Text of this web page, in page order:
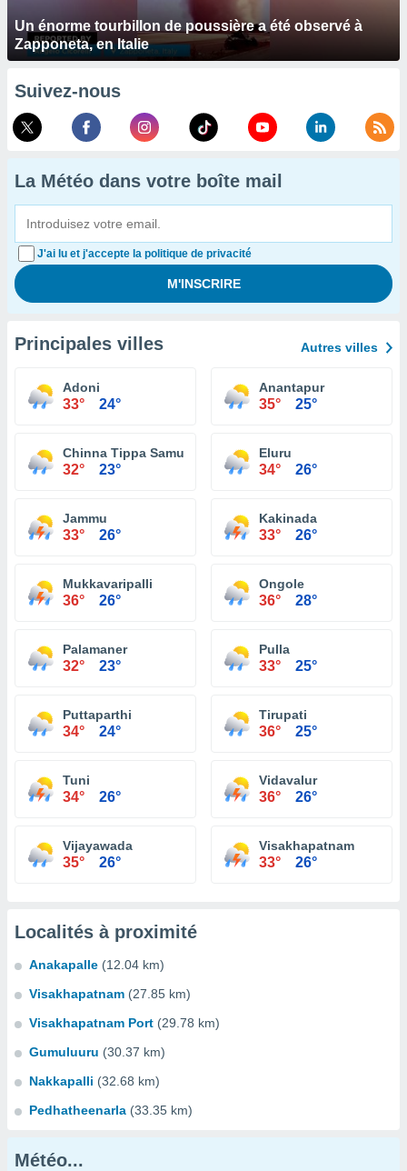
Un énorme tourbillon de poussière a été observé à
Zapponeta, en Italie
Suivez-nous
La Météo dans votre boîte mail
J'ai lu et j'accepte la politique de privacité
Principales villes Autres villes
Adoni
33° 24°
Anantapur
35° 25°
Chinna Tippa Samudram
32° 23°
Eluru
34° 26°
Jammu
33° 26°
Kakinada
33° 26°
Mukkavaripalli
36° 26°
Ongole
36° 28°
Palamaner
32° 23°
Pulla
33° 25°
Puttaparthi
34° 24°
Tirupati
36° 25°
Tuni
34° 26°
Vidavalur
36° 26°
Vijayawada
35° 26°
Visakhapatnam
33° 26°
Localités à proximité
Anakapalle (12.04 km)
Visakhapatnam (27.85 km)
Visakhapatnam Port (29.78 km)
Gumuluuru (30.37 km)
Nakkapalli (32.68 km)
Pedhatheenarla (33.35 km)
Météo...